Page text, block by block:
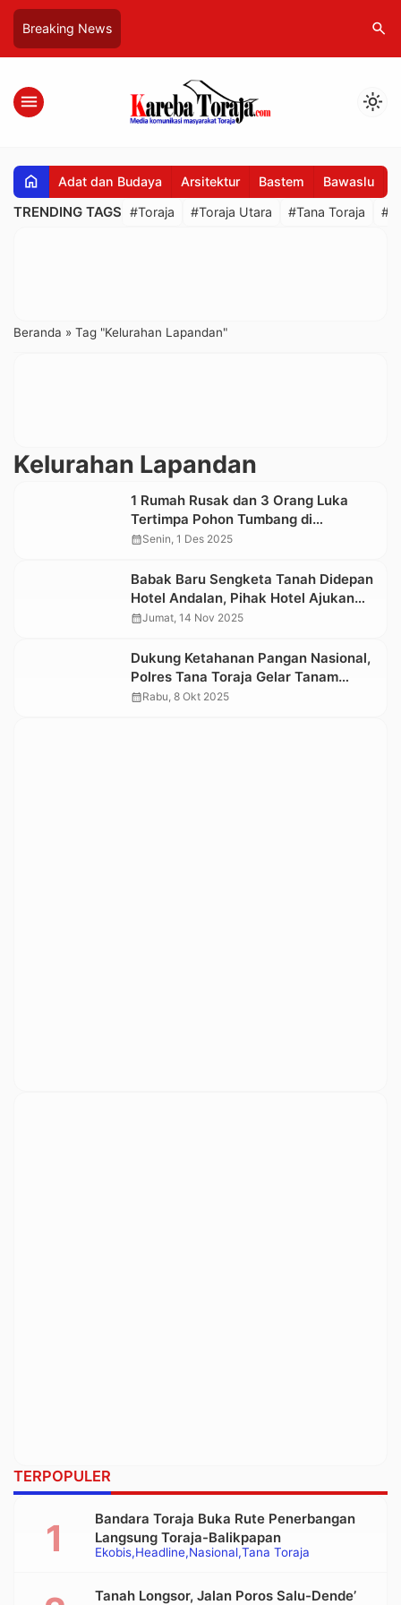
Breaking News search
menu light_mode
home Adat dan Budaya Arsitektur Bastem Bawaslu
TRENDING TAGS #Toraja #Toraja Utara #Tana Toraja
Beranda » Tag "Kelurahan Lapandan"
Kelurahan Lapandan
1 Rumah Rusak dan 3 Orang Luka
Tertimpa Pohon Tumbang di
Lapandan Makale
calendar_monthSenin, 1 Des 2025
Babak Baru Sengketa Tanah Didepan
Hotel Andalan, Pihak Hotel Ajukan
Gugatan ke PN Makale
calendar_monthJumat, 14 Nov 2025
Dukung Ketahanan Pangan Nasional,
Polres Tana Toraja Gelar Tanam
Jagung Serentak
calendar_monthRabu, 8 Okt 2025
TERPOPULER
Ekobis Headline Nasional Tana Toraja
Bandara Toraja Buka Rute Penerbangan
Langsung Toraja-Balikpapan
Tanah Longsor, Jalan Poros Salu-Dende’